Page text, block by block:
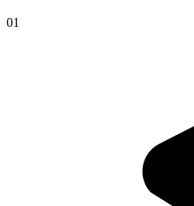
01